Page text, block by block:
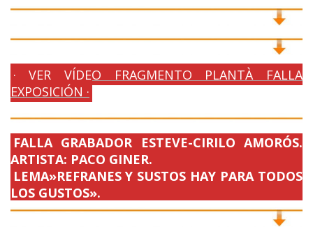
· VER VÍDEO FRAGMENTO PLANTÀ FALLA
EXPOSICIÓN ·
FALLA GRABADOR ESTEVE-CIRILO AMORÓS.
ARTISTA: PACO GINER.
LEMA»REFRANES Y SUSTOS HAY PARA TODOS
LOS GUSTOS».